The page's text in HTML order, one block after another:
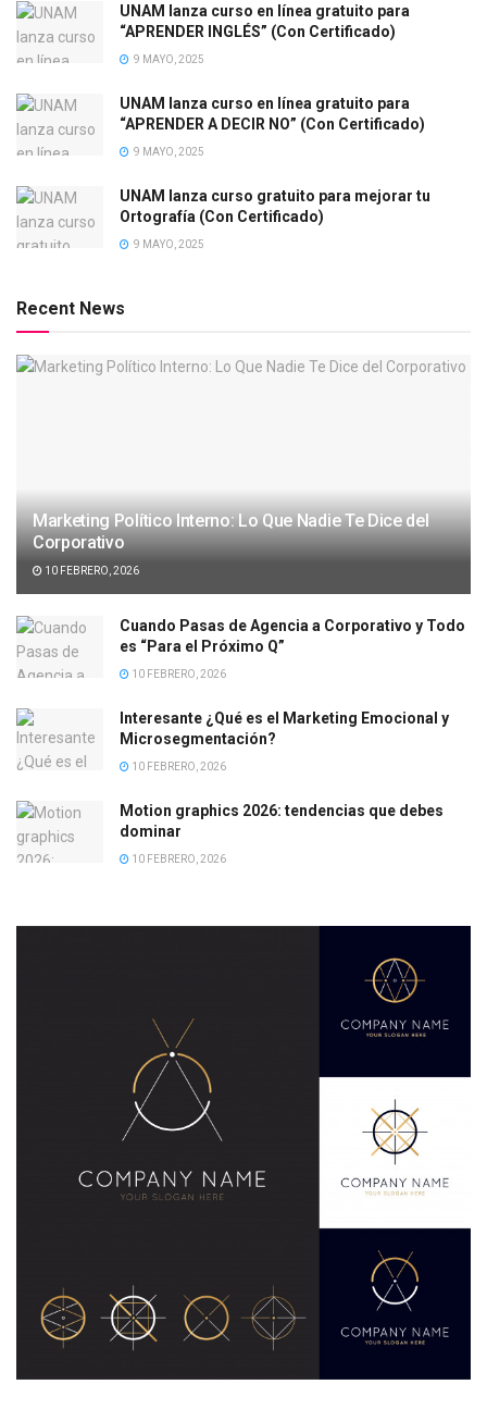
UNAM lanza curso en línea gratuito para
“APRENDER INGLÉS” (Con Certificado)
9 MAYO, 2025
UNAM lanza curso en línea gratuito para
“APRENDER A DECIR NO” (Con Certificado)
9 MAYO, 2025
UNAM lanza curso gratuito para mejorar tu
Ortografía (Con Certificado)
9 MAYO, 2025
Recent News
Marketing Político Interno: Lo Que Nadie Te Dice del
Corporativo
10 FEBRERO, 2026
Cuando Pasas de Agencia a Corporativo y Todo
es “Para el Próximo Q”
10 FEBRERO, 2026
Interesante ¿Qué es el Marketing Emocional y
Microsegmentación?
10 FEBRERO, 2026
Motion graphics 2026: tendencias que debes
dominar
10 FEBRERO, 2026